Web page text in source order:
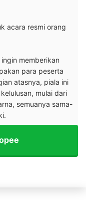
acara resmi orang
memberikan
para peserta
atasnya, piala ini
mulai dari
semuanya sama-